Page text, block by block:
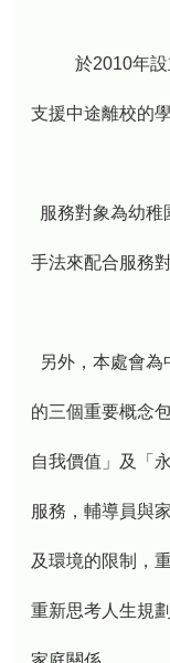
於2010年
支援中途離校的
服務對象為幼稚
手法來配合服務
另外，本處會為
的三個重要概念
自我價值」及「
服務，輔導員與
及環境的限制，
重新思考人生規